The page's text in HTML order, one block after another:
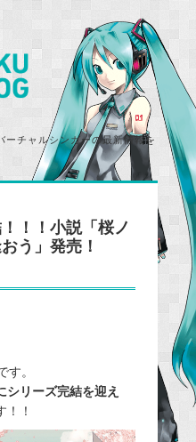
ーチャルシンガーの最新情報を
！！小説「桜ノ
う」発売！
す。
シリーズ完結を迎え
！！